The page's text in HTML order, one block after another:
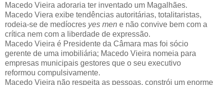
Macedo Vieira adoraria ter inventado um Magalhães.
Macedo Viera exibe tendências autoritárias, totalitaristas,
rodeia-se de medíocres yes men e não convive bem com a
crítica nem com a liberdade de expressão.
Macedo Vieira é Presidente da Câmara mas foi sócio
gerente de uma imobiliária; Macedo Vieira nomeia para
empresas municipais gestores que o seu executivo
reformou compulsivamente.
Macedo Vieira não respeita as pessoas, constrói um enorme